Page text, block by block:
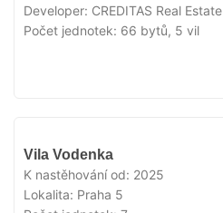
Developer: CREDITAS Real Estate
Počet jednotek: 66 bytů, 5 vil
Vila Vodenka
K nastěhování od: 2025
Lokalita: Praha 5